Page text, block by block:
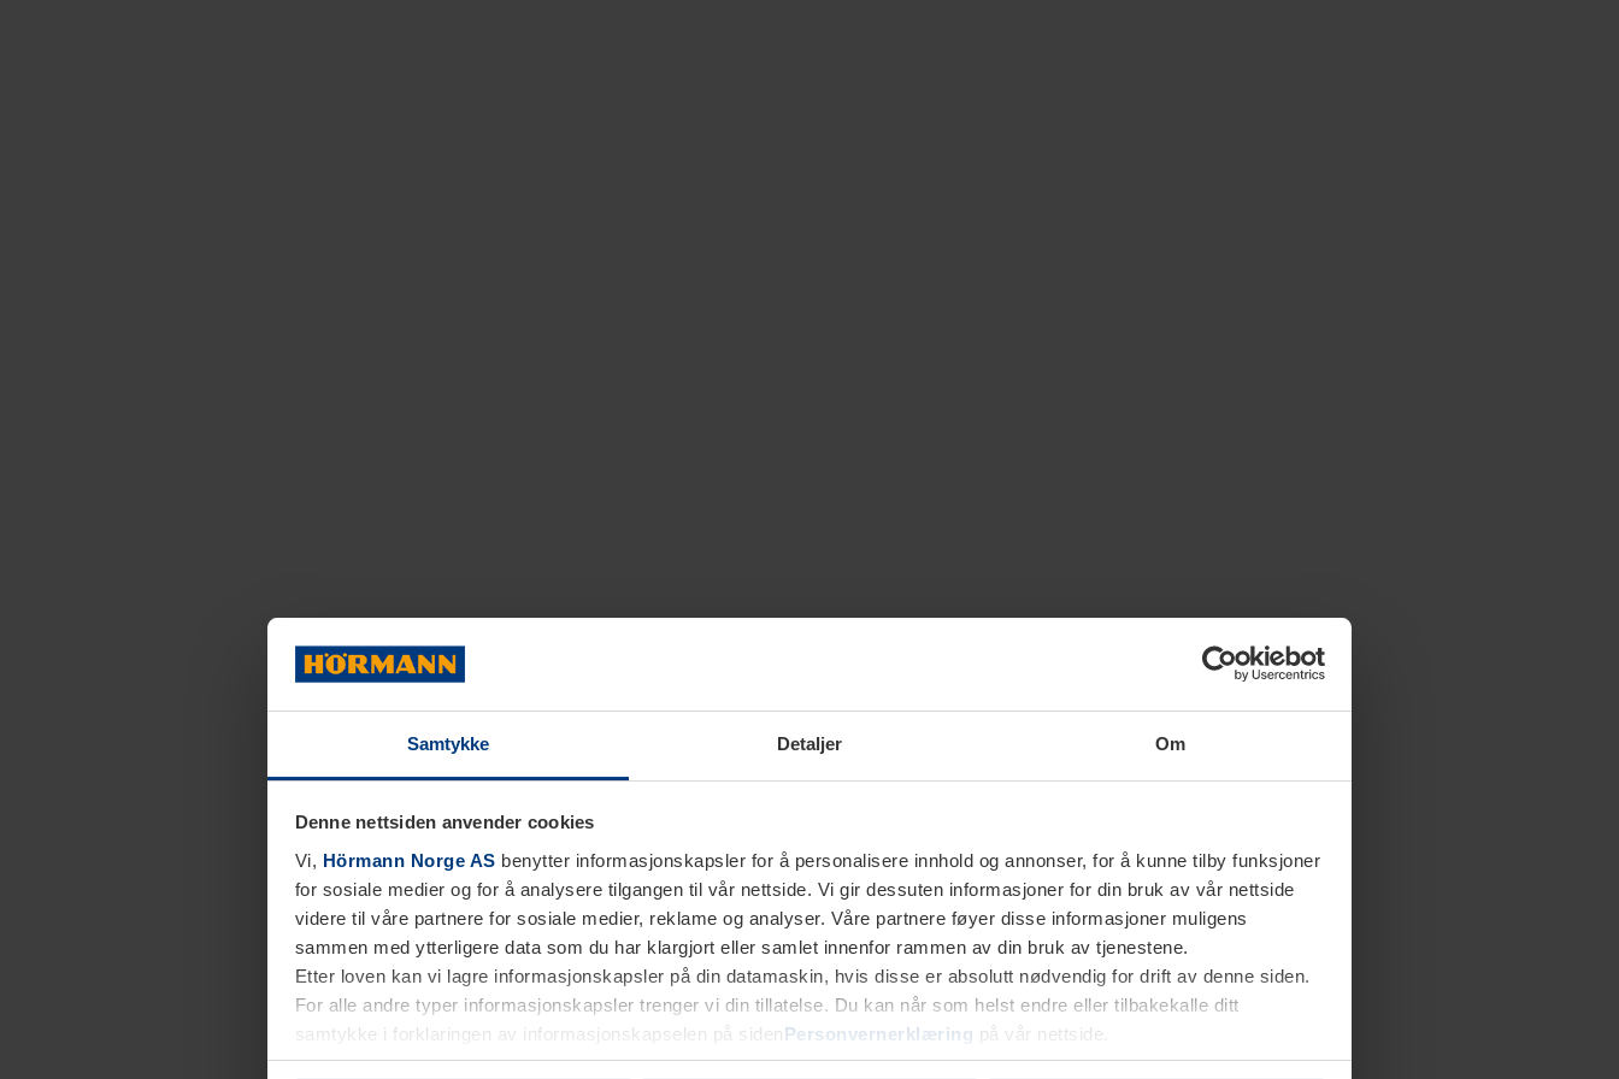
Samtykke Detaljer Om
Denne nettsiden anvender cookies
Vi, Hörmann Norge AS benytter informasjonskapsler for å personalisere innhold og annonser, for å kunne tilby funksjoner
for sosiale medier og for å analysere tilgangen til vår nettside. Vi gir dessuten informasjoner for din bruk av vår nettside
videre til våre partnere for sosiale medier, reklame og analyser. Våre partnere føyer disse informasjoner muligens
sammen med ytterligere data som du har klargjort eller samlet innenfor rammen av din bruk av tjenestene.
Etter loven kan vi lagre informasjonskapsler på din datamaskin, hvis disse er absolutt nødvendig for drift av denne siden.
For alle andre typer informasjonskapsler trenger vi din tillatelse. Du kan når som helst endre eller tilbakekalle ditt
samtykke i forklaringen av informasjonskapselen på sidenPersonvernerklæring på vår nettside.